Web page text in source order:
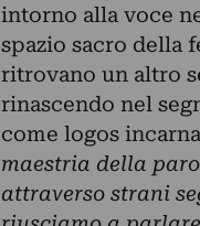
intorno alla voce
spazio sacro della
ritrovano un altro
rinascendo nel
come logos
maestria della
attraverso strani